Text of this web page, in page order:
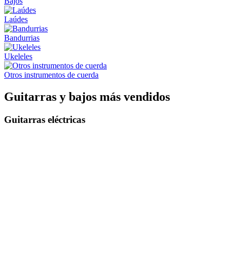
Laúdes
Bandurrias
Ukeleles
Otros instrumentos de cuerda
Guitarras y bajos más vendidos
Guitarras eléctricas